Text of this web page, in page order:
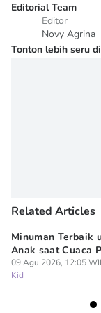
Editorial Team
Editor
Novy Agrina
Tonton lebih seru di
Related Articles
Minuman Terbaik
Anak saat Cuaca
09 Agu 2026, 12:05
Kid